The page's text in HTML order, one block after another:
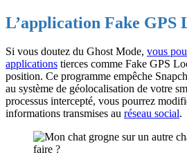
L’application Fake GPS
Si vous doutez du Ghost Mode, vous
applications tierces comme Fake GPS
position. Ce programme empêche
au système de géolocalisation de votre
processus intercepté, vous pourrez
informations transmises au réseau social.